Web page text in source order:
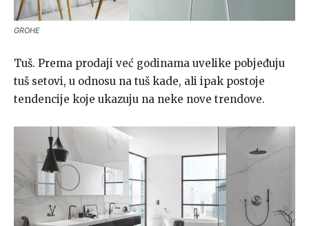
GROHE
Tuš. Prema prodaji već godinama uvelike pobjeđuju
tuš setovi, u odnosu na tuš kade, ali ipak postoje
tendencije koje ukazuju na neke nove trendove.